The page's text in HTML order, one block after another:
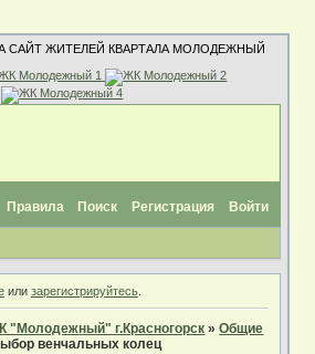
САЙТ ЖИТЕЛЕЙ КВАРТАЛА МОЛОДЕЖНЫЙ
Правила Поиск Регистрация Войти
или зарегистрируйтесь.
"Молодежный" г.Красногорск »Общие
венчальных колец